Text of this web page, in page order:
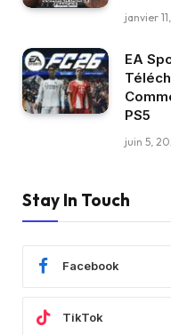
janvier
EA
PS5
juin 5,
Stay In Touch
Facebook
TikTok